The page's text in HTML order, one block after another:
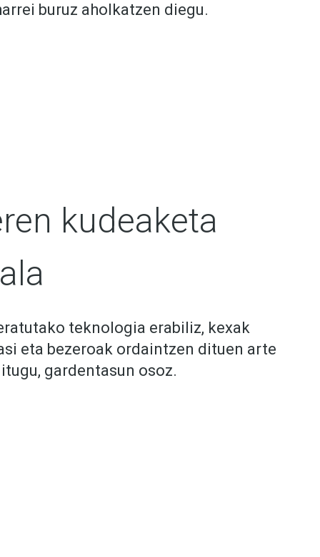
buruz aholkatzen diegu.
kudeaketa
teknologia erabiliz, kexak
eta bezeroak ordaintzen dituen arte
gardentasun osoz.